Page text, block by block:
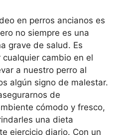
en perros ancianos es
no siempre es una
grave de salud. Es
cambio en el
a nuestro perro al
algún signo de malestar.
de
cómodo y fresco,
una dieta
ejercicio diario. Con un